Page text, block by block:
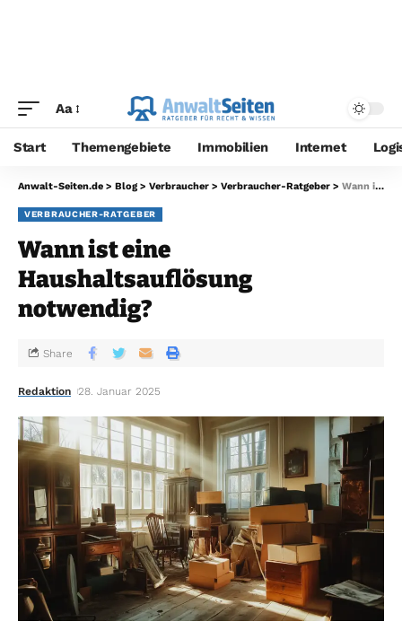
Aa
Start Themengebiete Immobilien Internet
Anwalt-Seiten.de > Blog > Verbraucher > Verbraucher-Ratgeber > Wann ist eine Haushaltsauflösung notwendig?
VERBRAUCHER-RATGEBER
Wann ist eine
Haushaltsauflösung
notwendig?
Redaktion 28. Januar 2025
Share